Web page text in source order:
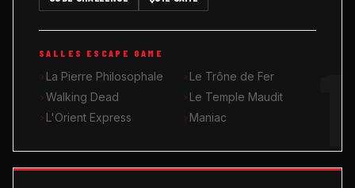
MUSIK ROOM KARAOKÉ
QUIZ GAME
SALLES ESCAPE GAME
La Pierre Philosophale
Le Trône de Fer
Walking Dead
Le Temple Maudit
L'Orient Express
Maniac